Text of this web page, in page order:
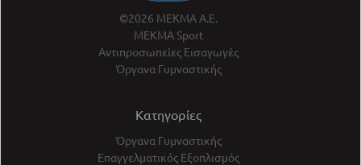
©2026 ΜΕΚΜΑ Α.Ε.
ΜΕΚΜΑ Sport
Αντιπροσωπείες Εισαγωγές
Όργανα Γυμναστικής
Κατηγορίες
Όργανα Γυμναστικής
Επαγγελματικός Εξοπλισμός